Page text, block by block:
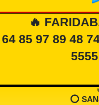
🔥
85 97 89 48
⭕️